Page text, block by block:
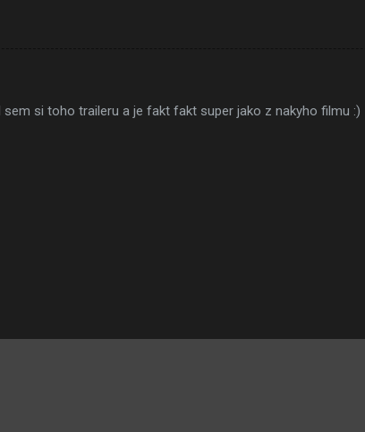
si toho traileru a je fakt fakt super jako z nakyho filmu :)